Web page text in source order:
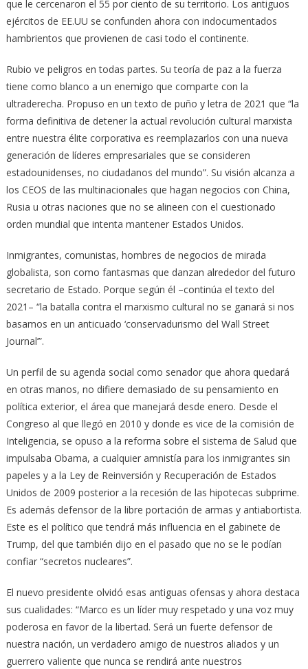
que le cercenaron el 55 por ciento de su territorio. Los antiguos
ejércitos de EE.UU se confunden ahora con indocumentados
hambrientos que provienen de casi todo el continente.
Rubio ve peligros en todas partes. Su teoría de paz a la fuerza
tiene como blanco a un enemigo que comparte con la
ultraderecha. Propuso en un texto de puño y letra de 2021 que “la
forma definitiva de detener la actual revolución cultural marxista
entre nuestra élite corporativa es reemplazarlos con una nueva
generación de líderes empresariales que se consideren
estadounidenses, no ciudadanos del mundo”. Su visión alcanza a
los CEOS de las multinacionales que hagan negocios con China,
Rusia u otras naciones que no se alineen con el cuestionado
orden mundial que intenta mantener Estados Unidos.
Inmigrantes, comunistas, hombres de negocios de mirada
globalista, son como fantasmas que danzan alrededor del futuro
secretario de Estado. Porque según él –continúa el texto del
2021– “la batalla contra el marxismo cultural no se ganará si nos
basamos en un anticuado ‘conservadurismo del Wall Street
Journal’”.
Un perfil de su agenda social como senador que ahora quedará
en otras manos, no difiere demasiado de su pensamiento en
política exterior, el área que manejará desde enero. Desde el
Congreso al que llegó en 2010 y donde es vice de la comisión de
Inteligencia, se opuso a la reforma sobre el sistema de Salud que
impulsaba Obama, a cualquier amnistía para los inmigrantes sin
papeles y a la Ley de Reinversión y Recuperación de Estados
Unidos de 2009 posterior a la recesión de las hipotecas subprime.
Es además defensor de la libre portación de armas y antiabortista.
Este es el político que tendrá más influencia en el gabinete de
Trump, del que también dijo en el pasado que no se le podían
confiar “secretos nucleares”.
El nuevo presidente olvidó esas antiguas ofensas y ahora destaca
sus cualidades: “Marco es un líder muy respetado y una voz muy
poderosa en favor de la libertad. Será un fuerte defensor de
nuestra nación, un verdadero amigo de nuestros aliados y un
guerrero valiente que nunca se rendirá ante nuestros